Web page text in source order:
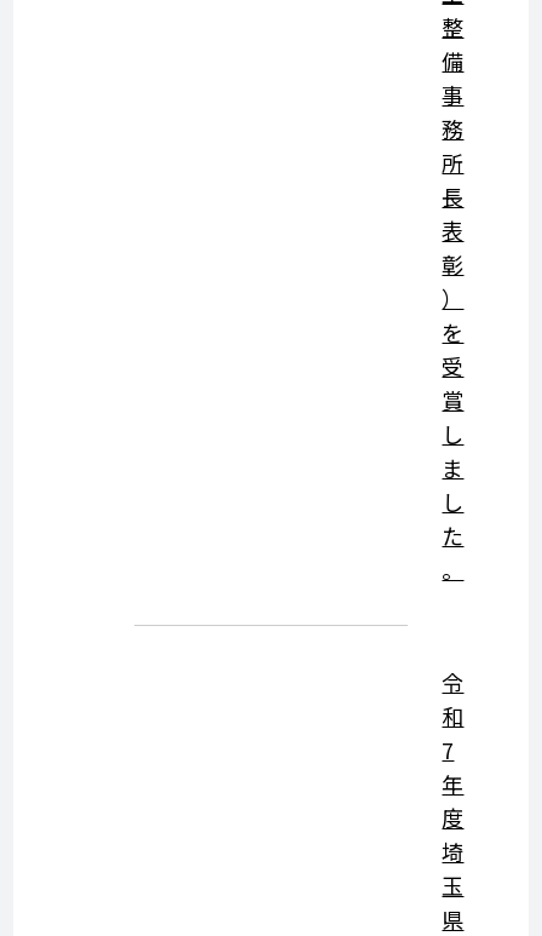
整
備
事
務
所
長
表
彰
）
を
受
賞
し
ま
し
た
。
令
和
7
年
度
埼
玉
県